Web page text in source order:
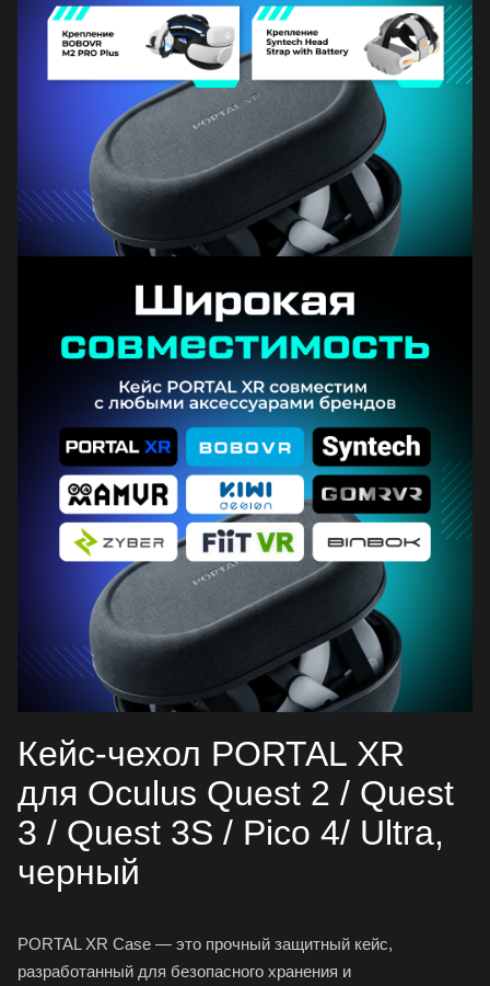
Кейс-чехол PORTAL XR
для Oculus Quest 2 / Quest
3 / Quest 3S / Pico 4/ Ultra,
черный
PORTAL XR Case — это прочный защитный кейс,
разработанный для безопасного хранения и